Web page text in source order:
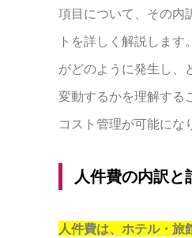
項目について、その内
トを詳しく解説します
がどのように発生し、
変動するかを理解する
コスト管理が可能にな
人件費の内訳と
人件費は、ホテル・旅